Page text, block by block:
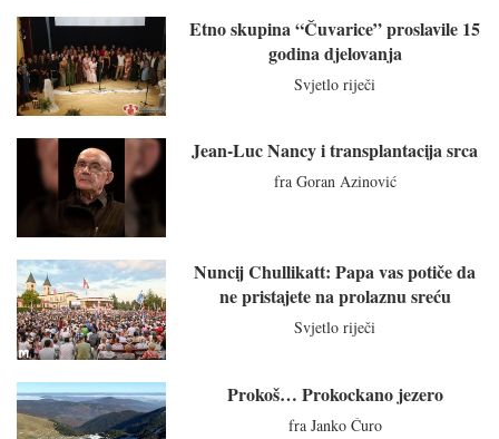
Etno skupina “Čuvarice” proslavile 15
godina djelovanja
Svjetlo riječi
Jean-Luc Nancy i transplantacija srca
fra Goran Azinović
Nuncij Chullikatt: Papa vas potiče da
ne pristajete na prolaznu sreću
Svjetlo riječi
Prokoš… Prokockano jezero
fra Janko Ćuro